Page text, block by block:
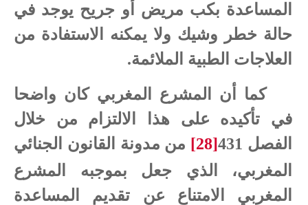
المساعدة بكب مريض أو جريح يوجد في
حالة خطر وشيك ولا يمكنه الاستفادة من
العلاجات الطبية الملائمة.
كما أن المشرع المغربي كان واضحا
في تأكيده على هذا الالتزام من خلال
الفصل 431
[28] من مدونة القانون الجنائي
المغربي، الذي جعل بموجبه المشرع
المغربي الامتناع عن تقديم المساعدة